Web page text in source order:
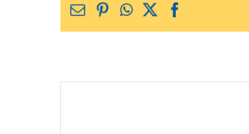
Facebook
X
WhatsApp
Pinterest
כתובת